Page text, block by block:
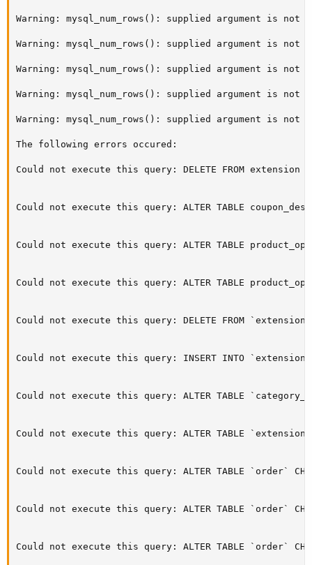
Warning: mysql_num_rows(): supplied argument is
Warning: mysql_num_rows(): supplied argument is
Warning: mysql_num_rows(): supplied argument is
Warning: mysql_num_rows(): supplied argument is
Warning: mysql_num_rows(): supplied argument is
The following errors occured:
Could not execute this query: DELETE FROM
Could not execute this query: ALTER TABLE
Could not execute this query: ALTER TABLE
Could not execute this query: ALTER TABLE
Could not execute this query: DELETE FROM
Could not execute this query: INSERT INTO
Could not execute this query: ALTER TABLE
Could not execute this query: ALTER TABLE
Could not execute this query: ALTER TABLE `order`
Could not execute this query: ALTER TABLE `order`
Could not execute this query: ALTER TABLE `order`